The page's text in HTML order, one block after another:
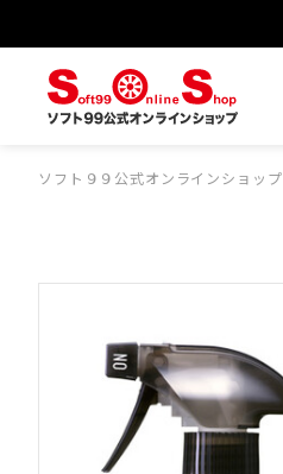
ソフト９９公式オンラインショップ